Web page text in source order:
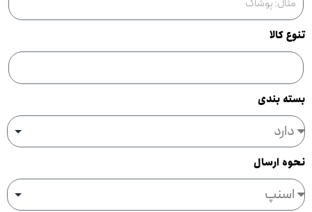
تنوع کالا
بسته بندی
نحوه ارسال